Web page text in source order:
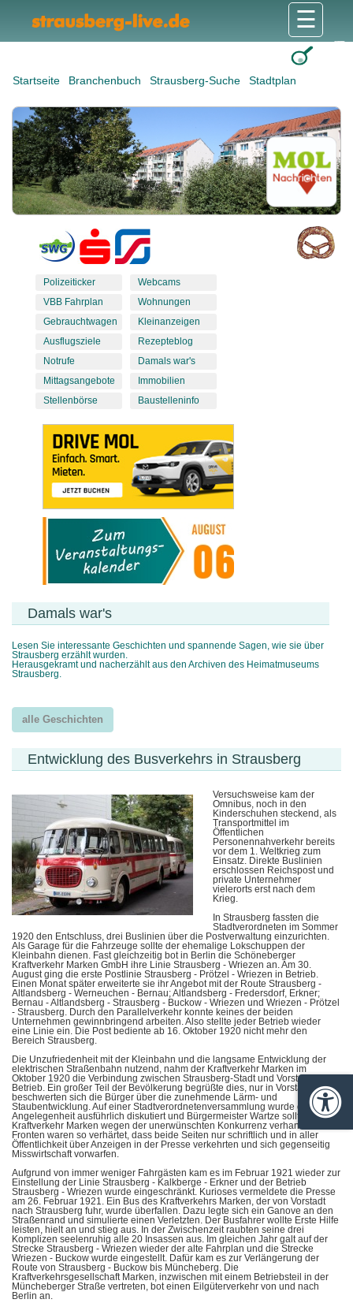
Startseite Branchenbuch Strausberg-Suche Stadtplan
☰
Polizeiticker
VBB Fahrplan
Gebrauchtwagen
Ausflugsziele
Notrufe
Mittagsangebote
Stellenbörse
Webcams
Wohnungen
Kleinanzeigen
Rezepteblog
Damals war's
Immobilien
Baustelleninfo
Damals war's
Lesen Sie interessante Geschichten und spannende Sagen, wie sie über
Strausberg erzählt wurden.
Herausgekramt und nacherzählt aus den Archiven des Heimatmuseums
Strausberg.
alle Geschichten
Entwicklung des Busverkehrs in Strausberg
Versuchsweise kam der
Omnibus, noch in den
Kinderschuhen steckend, als
Transportmittel im
Öffentlichen
Personennahverkehr bereits
vor dem 1. Weltkrieg zum
Einsatz. Direkte Buslinien
erschlossen Reichspost und
private Unternehmer
vielerorts erst nach dem
Krieg.
In Strausberg fassten die
Stadtverordneten im Sommer
1920 den Entschluss, drei Buslinien über die Postverwaltung einzurichten.
Als Garage für die Fahrzeuge sollte der ehemalige Lokschuppen der
Kleinbahn dienen. Fast gleichzeitig bot in Berlin die Schöneberger
Kraftverkehr Marken GmbH ihre Linie Strausberg - Wriezen an. Am 30.
August ging die erste Postlinie Strausberg - Prötzel - Wriezen in Betrieb.
Einen Monat später erweiterte sie ihr Angebot mit der Route Strausberg -
Altlandsberg - Werneuchen - Bernau; Altlandsberg - Fredersdorf, Erkner;
Bernau - Altlandsberg - Strausberg - Buckow - Wriezen und Wriezen - Prötzel
- Strausberg. Durch den Parallelverkehr konnte keines der beiden
Unternehmen gewinnbringend arbeiten. Also stellte jeder Betrieb wieder
eine Linie ein. Die Post bediente ab 16. Oktober 1920 nicht mehr den
Bereich Strausberg.
Die Unzufriedenheit mit der Kleinbahn und die langsame Entwicklung der
elektrischen Straßenbahn nutzend, nahm der Kraftverkehr Marken im
Oktober 1920 die Verbindung zwischen Strausberg-Stadt und Vorstadt in
Betrieb. Ein großer Teil der Bevölkerung begrüßte dies, nur in Vorstadt
beschwerten sich die Bürger über die zunehmende Lärm- und
Staubentwicklung. Auf einer Stadtverordnetenversammlung wurde die
Angelegenheit ausführlich diskutiert und Bürgermeister Wartze sollte mit dem
Kraftverkehr Marken wegen der unerwünschten Konkurrenz verhandeln. Die
Fronten waren so verhärtet, dass beide Seiten nur schriftlich und in aller
Öffentlichkeit über Anzeigen in der Presse verkehrten und sich gegenseitig
Misswirtschaft vorwarfen.
Aufgrund von immer weniger Fahrgästen kam es im Februar 1921 wieder zur
Einstellung der Linie Strausberg - Kalkberge - Erkner und der Betrieb
Strausberg - Wriezen wurde eingeschränkt. Kurioses vermeldete die Presse
am 26. Februar 1921. Ein Bus des Kraftverkehrs Marken, der von Vorstadt
nach Strausberg fuhr, wurde überfallen. Dazu legte sich ein Ganove an den
Straßenrand und simulierte einen Verletzten. Der Busfahrer wollte Erste Hilfe
leisten, hielt an und stieg aus. In der Zwischenzeit raubten seine drei
Komplizen seelenruhig alle 20 Insassen aus. Im gleichen Jahr galt auf der
Strecke Strausberg - Wriezen wieder der alte Fahrplan und die Strecke
Wriezen - Buckow wurde eingestellt. Dafür kam es zur Verlängerung der
Route von Strausberg - Buckow bis Müncheberg. Die
Kraftverkehrsgesellschaft Marken, inzwischen mit einem Betriebsteil in der
Müncheberger Straße vertreten, bot einen Eilgüterverkehr von und nach
Berlin an.